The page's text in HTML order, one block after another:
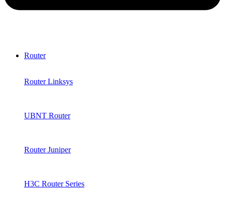
Router
Router Linksys
UBNT Router
Router Juniper
H3C Router Series